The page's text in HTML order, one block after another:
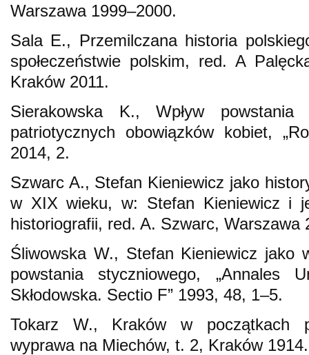
Warszawa 1999–2000.
Sala E., Przemilczana historia
społeczeństwie polskim, red. A
Kraków 2011.
Sierakowska K., Wpływ
patriotycznych obowiązków kobiet,
2014, 2.
Szwarc A., Stefan Kieniewicz jako
w XIX wieku, w: Stefan Kieniewicz i
historiografii, red. A. Szwarc, Warszawa
Śliwowska W., Stefan Kieniewicz jako
powstania styczniowego, „Annales
Skłodowska. Sectio F” 1993, 48, 1–5.
Tokarz W., Kraków w początkach
wyprawa na Miechów, t. 2, Kraków 1914.